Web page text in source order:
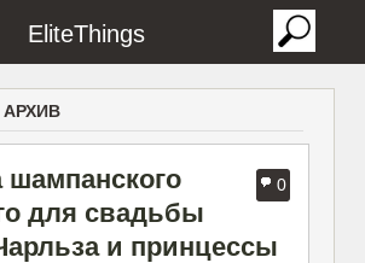
EliteThings
0
для свадьбы
и принцессы